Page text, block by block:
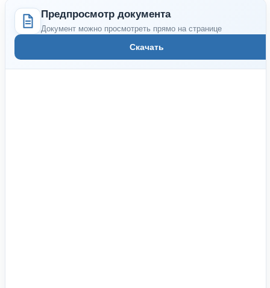
Предпросмотр документа
Документ можно просмотреть прямо на странице
Скачать